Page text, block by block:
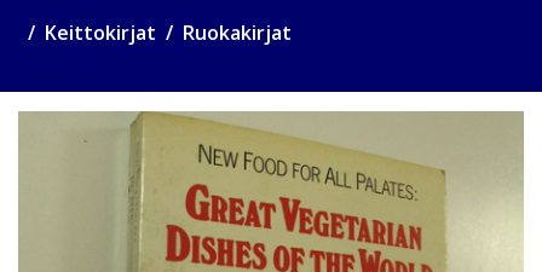
Keittokirjat Ruokakirjat